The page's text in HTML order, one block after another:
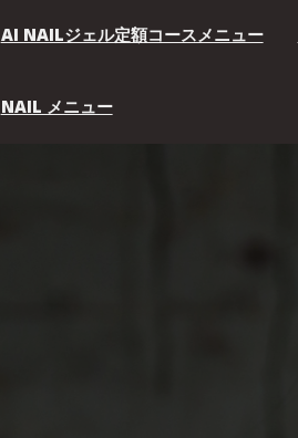
AI NAILジェル定額コースメニュー
NAIL メニュー